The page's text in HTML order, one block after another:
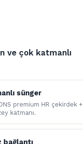
ve çok katmanlı
sünger
premium HR çekirdek +
katmanı.
bağlantı